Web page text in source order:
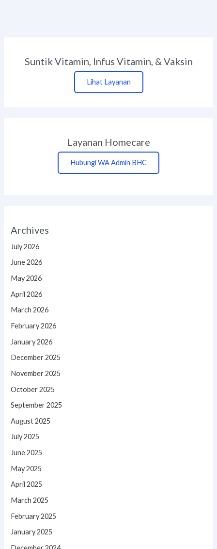
Suntik Vitamin, Infus Vitamin, & Vaksin
Lihat Layanan
Layanan Homecare
Hubungi WA Admin BHC
Archives
July 2026
June 2026
May 2026
April 2026
March 2026
February 2026
January 2026
December 2025
November 2025
October 2025
September 2025
August 2025
July 2025
June 2025
May 2025
April 2025
March 2025
February 2025
January 2025